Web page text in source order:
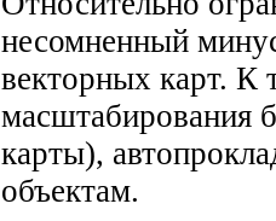
несомненный
векторных карт. К
масштабирования
карты),
объектам.